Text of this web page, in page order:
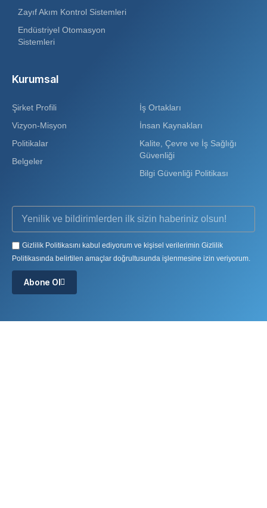
Zayıf Akım Kontrol Sistemleri
Endüstriyel Otomasyon
Sistemleri
Kurumsal
Şirket Profili
Vizyon-Misyon
Politikalar
Belgeler
İş Ortakları
İnsan Kaynakları
Kalite, Çevre ve İş Sağlığı
Güvenliği
Bilgi Güvenliği Politikası
Gizlilik Politikasını kabul ediyorum ve kişisel verilerimin Gizlilik
Politikasında belirtilen amaçlar doğrultusunda işlenmesine izin veriyorum.
Abone Ol